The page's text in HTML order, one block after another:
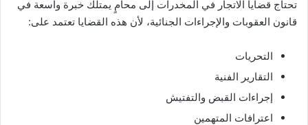
تحتاج قضايا الاتجار في المخدرات إلى محامٍ يمتلك خبرة واسعة في
قانون العقوبات والإجراءات الجنائية، لأن هذه القضايا تعتمد على:
التحريات
التقارير الفنية
إجراءات القبض والتفتيش
اعترافات المتهمين